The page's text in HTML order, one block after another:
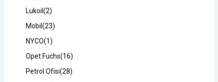
Lukoil (2)
Mobil (23)
NYCO(1)
Opet Fuchs(16)
Petrol Ofisi(28)